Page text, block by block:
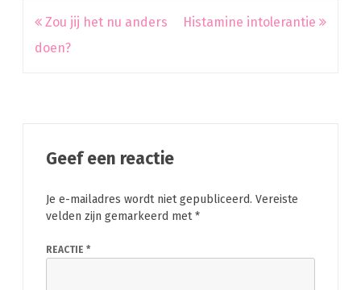
Bericht
navigatie
Zou jij het nu anders
doen?
Histamine intolerantie
Geef een reactie
Je e-mailadres wordt niet gepubliceerd. Vereiste
velden zijn gemarkeerd met*
REACTIE *